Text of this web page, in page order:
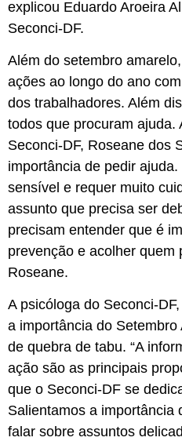
explicou Eduardo Aroeira
Seconci-DF.
Além do setembro
ações ao longo do ano
dos trabalhadores. Além
todos que procuram ajuda.
Seconci-DF, Roseane dos
importância de pedir
sensível e requer muito
assunto que precisa ser
precisam entender que é
prevenção e acolher quem
Roseane.
A psicóloga do Seconci-
a importância do
de quebra de tabu. “A
ação são as principais
que o Seconci-DF se
Salientamos a importância
falar sobre assuntos